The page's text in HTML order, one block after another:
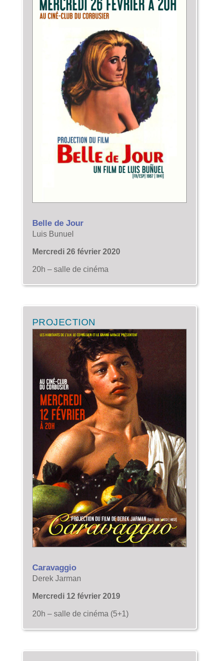
Belle de Jour
Luis Bunuel
Mercredi 26 février 2020
20h – salle de cinéma
PROJECTION
Caravaggio
Derek Jarman
Mercredi 12 février 2019
20h – salle de cinéma (5+1)